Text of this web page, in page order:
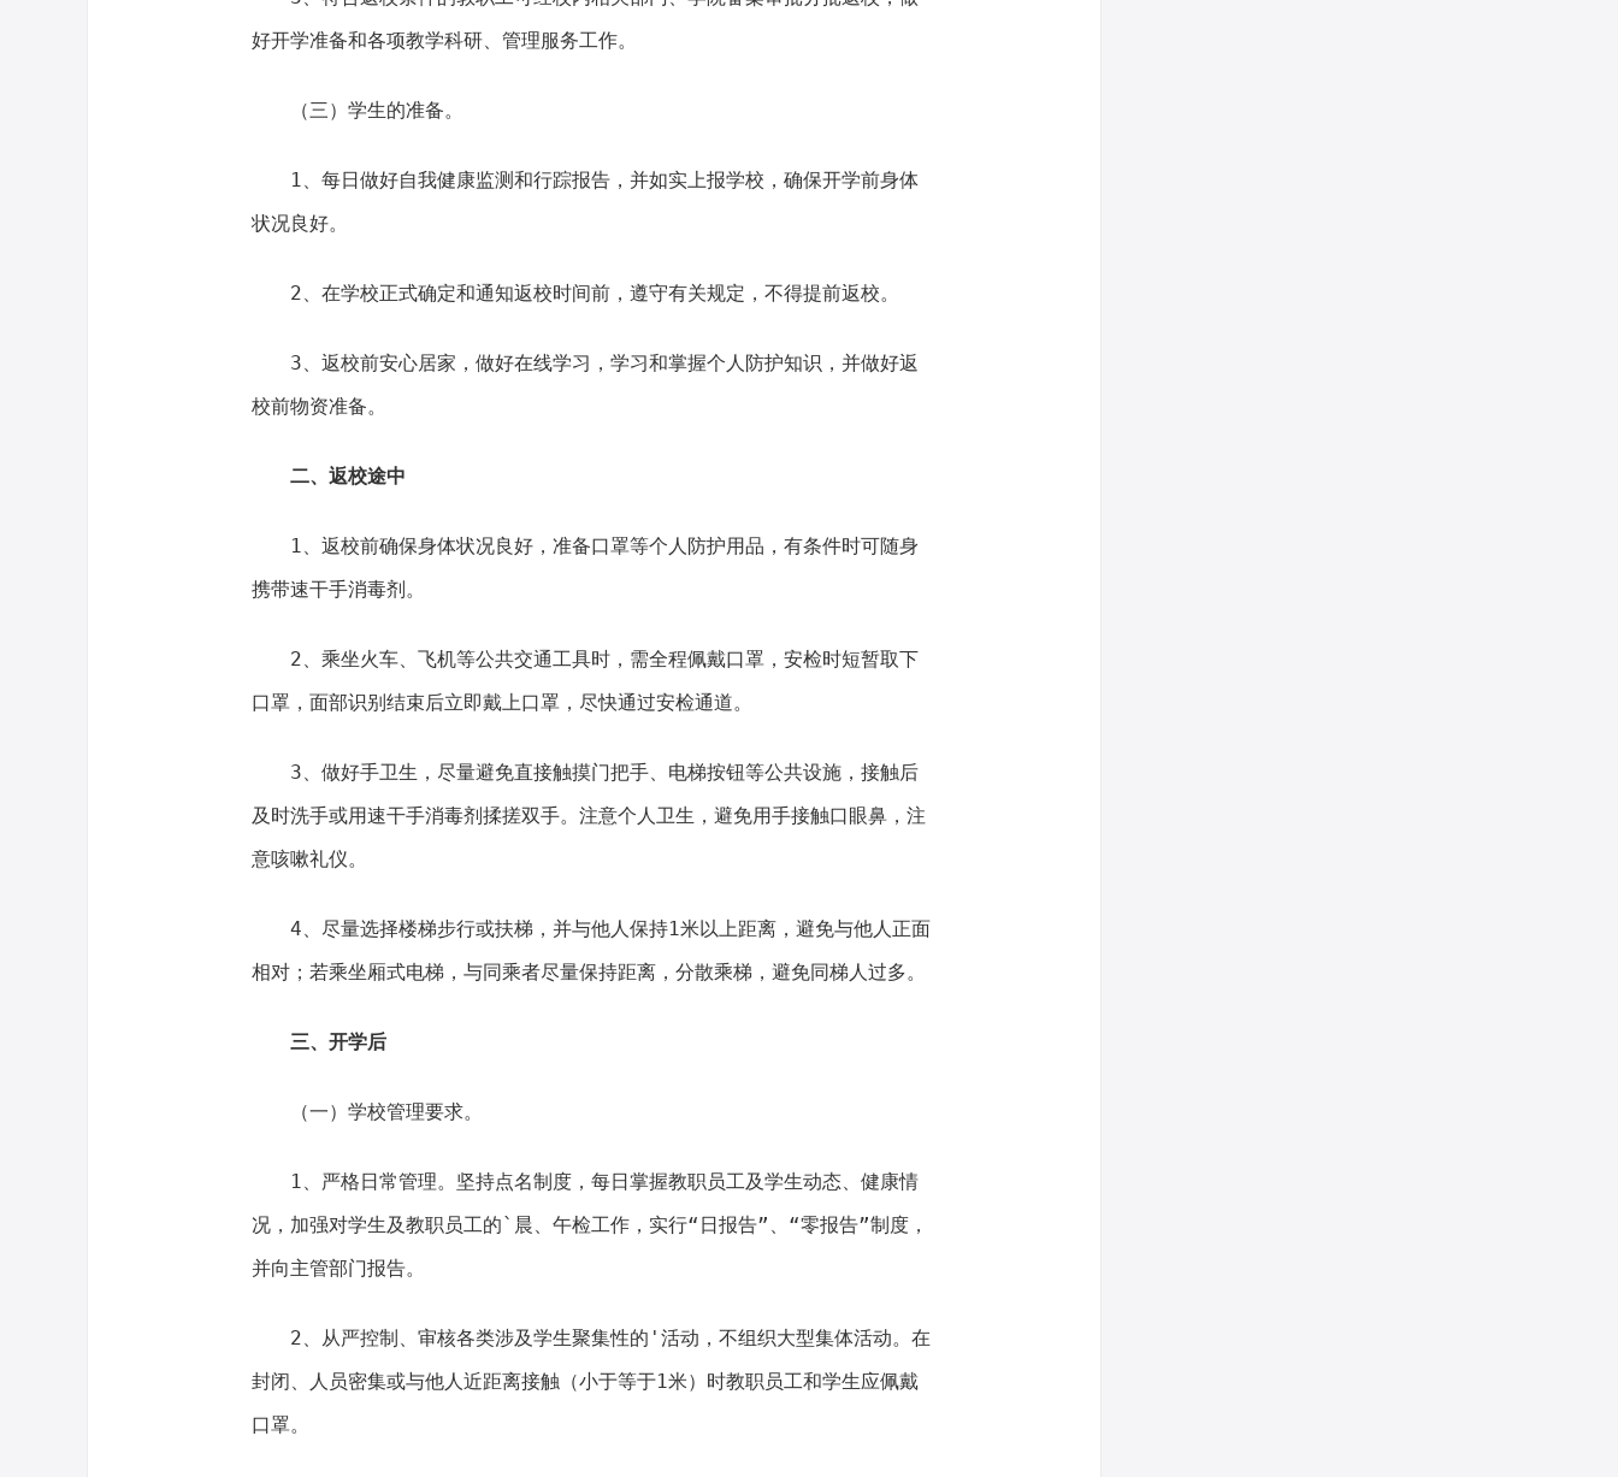
好开学准备和各项教学科研、管理服务工作。
（三）学生的准备。
1、每日做好自我健康监测和行踪报告，并如实上报学校，确保开学前身体
状况良好。
2、在学校正式确定和通知返校时间前，遵守有关规定，不得提前返校。
3、返校前安心居家，做好在线学习，学习和掌握个人防护知识，并做好返
校前物资准备。
二、返校途中
1、返校前确保身体状况良好，准备口罩等个人防护用品，有条件时可随身
携带速干手消毒剂。
2、乘坐火车、飞机等公共交通工具时，需全程佩戴口罩，安检时短暂取下
口罩，面部识别结束后立即戴上口罩，尽快通过安检通道。
3、做好手卫生，尽量避免直接触摸门把手、电梯按钮等公共设施，接触后
及时洗手或用速干手消毒剂揉搓双手。注意个人卫生，避免用手接触口眼鼻，注
意咳嗽礼仪。
4、尽量选择楼梯步行或扶梯，并与他人保持1米以上距离，避免与他人正面
相对；若乘坐厢式电梯，与同乘者尽量保持距离，分散乘梯，避免同梯人过多。
三、开学后
（一）学校管理要求。
1、严格日常管理。坚持点名制度，每日掌握教职员工及学生动态、健康情
况，加强对学生及教职员工的`晨、午检工作，实行“日报告”、“零报告”制度，
并向主管部门报告。
2、从严控制、审核各类涉及学生聚集性的'活动，不组织大型集体活动。在
封闭、人员密集或与他人近距离接触（小于等于1米）时教职员工和学生应佩戴
口罩。